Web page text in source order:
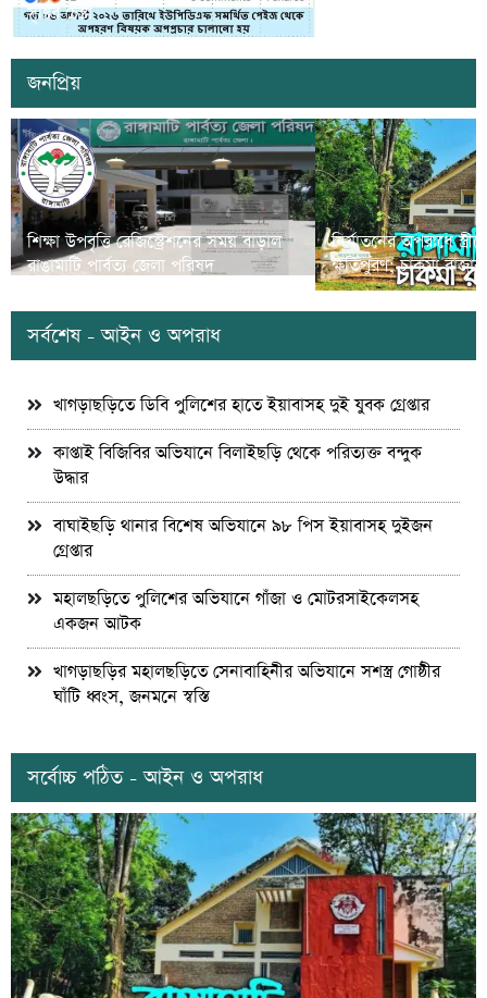
সৃষ্টির চেষ্টা
জনপ্রিয়
শিক্ষা উপবৃত্তি রেজিস্ট্রেশনের সময় বাড়াল
রাঙামাটি পার্বত্য জেলা পরিষদ
নির্যাতনের অপরাধে
ক্ষতিপুরণ; চাকমা
সর্বশেষ - আইন ও অপরাধ
খাগড়াছড়িতে ডিবি পুলিশের হাতে ইয়াবাসহ দুই যুবক গ্রেপ্তার
কাপ্তাই বিজিবির অভিযানে বিলাইছড়ি থেকে পরিত্যক্ত বন্দুক
উদ্ধার
বাঘাইছড়ি থানার বিশেষ অভিযানে ৯৮ পিস ইয়াবাসহ দুইজন
গ্রেপ্তার
মহালছড়িতে পুলিশের অভিযানে গাঁজা ও মোটরসাইকেলসহ
একজন আটক
খাগড়াছড়ির মহালছড়িতে সেনাবাহিনীর অভিযানে সশস্ত্র গোষ্ঠীর
ঘাঁটি ধ্বংস, জনমনে স্বস্তি
সর্বোচ্চ পঠিত - আইন ও অপরাধ